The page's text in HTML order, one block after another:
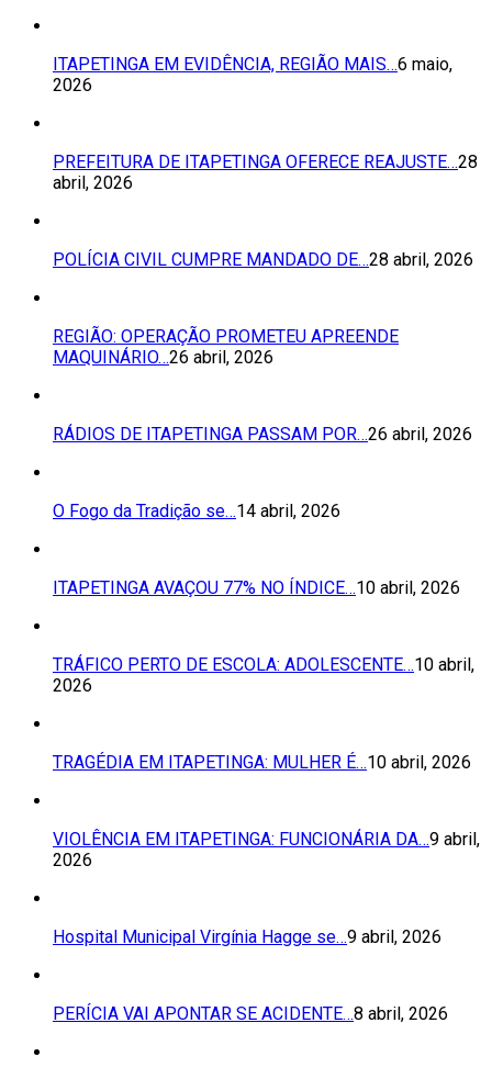
ITAPETINGA EM EVIDÊNCIA, REGIÃO MAIS…6 maio,
2026
PREFEITURA DE ITAPETINGA OFERECE REAJUSTE…28
abril, 2026
POLÍCIA CIVIL CUMPRE MANDADO DE…28 abril, 2026
REGIÃO: OPERAÇÃO PROMETEU APREENDE
MAQUINÁRIO…26 abril, 2026
RÁDIOS DE ITAPETINGA PASSAM POR…26 abril, 2026
O Fogo da Tradição se…14 abril, 2026
ITAPETINGA AVAÇOU 77% NO ÍNDICE…10 abril, 2026
TRÁFICO PERTO DE ESCOLA: ADOLESCENTE…10 abril,
2026
TRAGÉDIA EM ITAPETINGA: MULHER É…10 abril, 2026
VIOLÊNCIA EM ITAPETINGA: FUNCIONÁRIA DA…9 abril,
2026
Hospital Municipal Virgínia Hagge se…9 abril, 2026
PERÍCIA VAI APONTAR SE ACIDENTE…8 abril, 2026